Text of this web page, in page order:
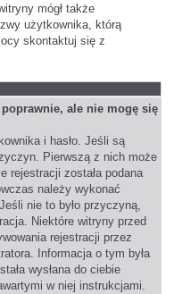
mógł także
użytkownika, którą
skontaktuj się z
ale nie mogę się
i hasło. Jeśli są
Pierwszą z nich może
rejestracji została podana
należy wykonać
nie to było przyczyną,
Niektóre witryny przed
rejestracji przez
Informacja o tym była
wysłana do ciebie
w niej instrukcjami.